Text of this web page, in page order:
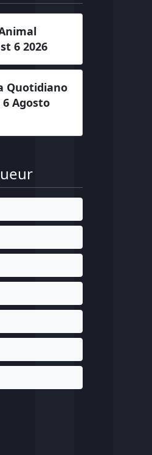
6 2026
Quotidiano
Agosto